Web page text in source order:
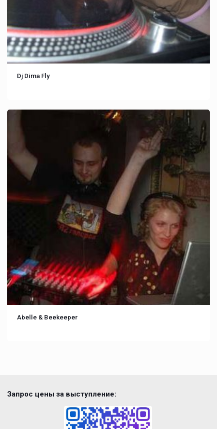
Dj Dima Fly
Abelle & Beekeeper
Запрос цены за выступление: